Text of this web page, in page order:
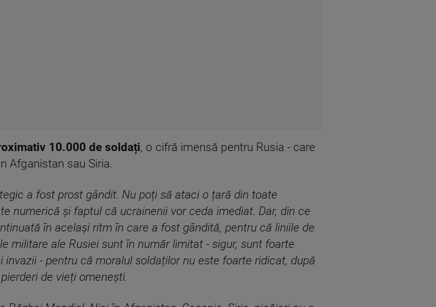
10.000 de soldați, o cifră imensă pentru Rusia - care
Afganistan sau Siria.
a fost prost gândit. Nu poți să ataci o țară din toate
numerică și faptul că ucrainenii vor ceda imediat. Dar, din ce
în același ritm în care a fost gândită, pentru că liniile de
militare ale Rusiei sunt în număr limitat - sigur, sunt foarte
- pentru că moralul soldaților nu este foarte ridicat, după
de vieți omenești.